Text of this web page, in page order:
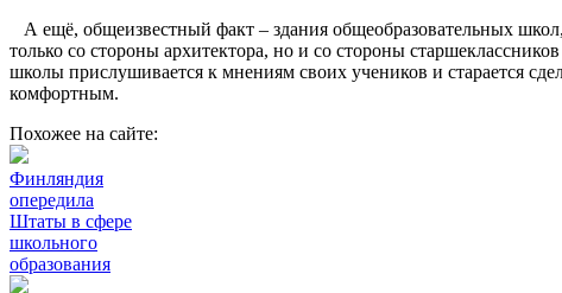
А ещё, общеизвестный факт – здания общеобразовательных
только со стороны архитектора, но и со стороны
школы прислушивается к мнениям своих учеников и старается
комфортным.
Похожее на сайте:
Финляндия
опередила
Штаты в сфере
школьного
образования